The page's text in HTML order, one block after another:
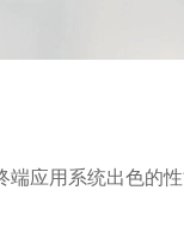
应用系统出色的